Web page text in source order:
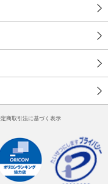
商取引法に基づく表示